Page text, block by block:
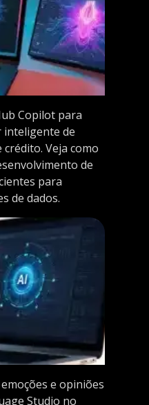
Copilot para
de
Veja como
de
para
de dados.
e opiniões
Studio no